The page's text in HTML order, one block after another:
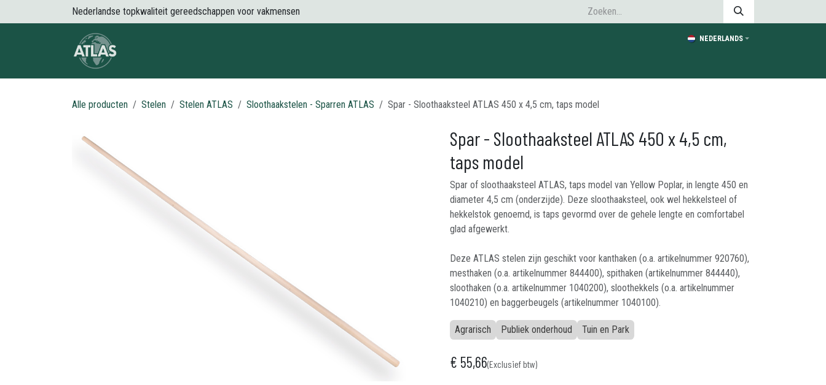
Overslaan naar inhoudNederlandse topkwaliteit gereedschappen voor vakmensen
NEDERLANDS
Alle producten Stelen Stelen ATLAS Sloothaakstelen - Sparren ATLAS Spar - Sloothaaksteel ATLAS 450 x 4,5 cm, taps model
Spar - Sloothaaksteel ATLAS 450 x 4,5 cm,
taps model
Spar of sloothaaksteel ATLAS, taps model van Yellow Poplar, in lengte 450 en
diameter 4,5 cm (onderzijde). Deze sloothaaksteel, ook wel hekkelsteel of
hekkelstok genoemd, is taps gevormd over de gehele lengte en comfortabel
glad afgewerkt.
Deze ATLAS stelen zijn geschikt voor kanthaken (o.a. artikelnummer 920760),
mesthaken (o.a. artikelnummer 844400), spithaken (artikelnummer 844440),
sloothaken (o.a. artikelnummer 1040200), sloothekkels (o.a. artikelnummer
1040210) en baggerbeugels (artikelnummer 1040100).
Agrarisch Publiek onderhoud Tuin en Park
€ 55,66(Exclusief btw)